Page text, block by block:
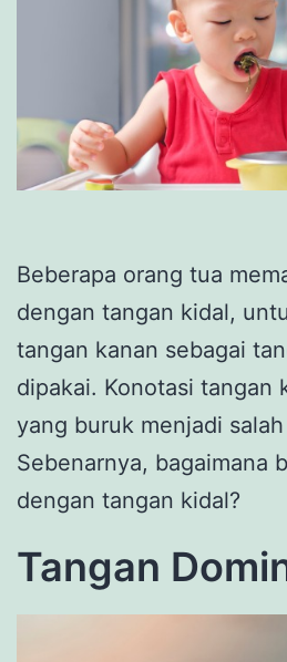
Beberapa orang tua
dengan tangan kidal,
tangan kanan sebagai
dipakai. Konotasi tangan
yang buruk menjadi
Sebenarnya, bagaimana
dengan tangan kidal?
Tangan